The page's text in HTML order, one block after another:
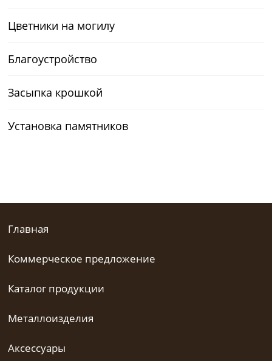
Цветники на могилу
Благоустройство
Засыпка крошкой
Установка памятников
Главная
Коммерческое предложение
Каталог продукции
Металлоизделия
Аксессуары